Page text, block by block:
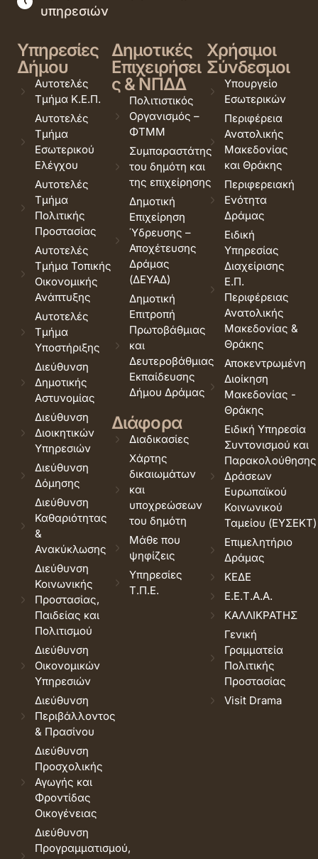
υπηρεσιών
Υπηρεσίες
Δήμου
Αυτοτελές
Τμήμα Κ.Ε.Π.
Αυτοτελές
Τμήμα
Εσωτερικού
Ελέγχου
Αυτοτελές
Τμήμα
Πολιτικής
Προστασίας
Αυτοτελές
Τμήμα Τοπικής
Οικονομικής
Ανάπτυξης
Αυτοτελές
Τμήμα
Υποστήριξης
Διεύθυνση
Δημοτικής
Αστυνομίας
Διεύθυνση
Διοικητικών
Υπηρεσιών
Διεύθυνση
Δόμησης
Διεύθυνση
Καθαριότητας
&
Ανακύκλωσης
Διεύθυνση
Κοινωνικής
Προστασίας,
Παιδείας και
Πολιτισμού
Διεύθυνση
Οικονομικών
Υπηρεσιών
Διεύθυνση
Περιβάλλοντος
& Πρασίνου
Διεύθυνση
Προσχολικής
Αγωγής και
Φροντίδας
Οικογένειας
Διεύθυνση
Προγραμματισμού,
Δημοτικές
Επιχειρήσει
ς & ΝΠΔΔ
Πολιτιστικός
Οργανισμός –
ΦΤΜΜ
Συμπαραστάτης
του δημότη και
της επιχείρησης
Δημοτική
Επιχείρηση
Ύδρευσης –
Αποχέτευσης
Δράμας
(ΔΕΥΑΔ)
Δημοτική
Επιτροπή
Πρωτοβάθμιας
και
Δευτεροβάθμιας
Εκπαίδευσης
Δήμου Δράμας
Διάφορα
Διαδικασίες
Χάρτης
δικαιωμάτων
και
υποχρεώσεων
του δημότη
Μάθε που
ψηφίζεις
Υπηρεσίες
Τ.Π.Ε.
Χρήσιμοι
Σύνδεσμοι
Υπουργείο
Εσωτερικών
Περιφέρεια
Ανατολικής
Μακεδονίας
και Θράκης
Περιφερειακή
Ενότητα
Δράμας
Ειδική
Υπηρεσίας
Διαχείρισης
Ε.Π.
Περιφέρειας
Ανατολικής
Μακεδονίας &
Θράκης
Αποκεντρωμένη
Διοίκηση
Μακεδονίας -
Θράκης
Ειδική Υπηρεσία
Συντονισμού και
Παρακολούθησης
Δράσεων
Ευρωπαϊκού
Κοινωνικού
Ταμείου (ΕΥΣΕΚΤ)
Επιμελητήριο
Δράμας
ΚΕΔΕ
Ε.Ε.Τ.Α.Α.
ΚΑΛΛΙΚΡΑΤΗΣ
Γενική
Γραμματεία
Πολιτικής
Προστασίας
Visit Drama